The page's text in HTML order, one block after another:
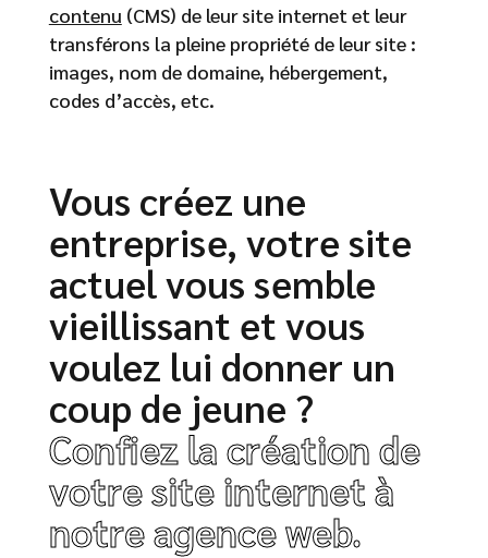
contenu (CMS) de leur site internet et leur
transférons la pleine propriété de leur site :
images, nom de domaine, hébergement,
codes d’accès, etc.
Vous créez une
entreprise, votre site
actuel vous semble
vieillissant et vous
voulez lui donner un
coup de jeune ?
Confiez la création de
votre site internet à
notre agence web.